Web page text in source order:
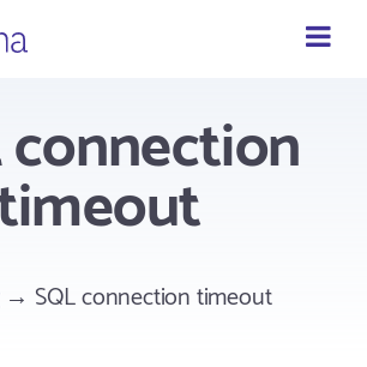
connection
→ SQL connection timeout